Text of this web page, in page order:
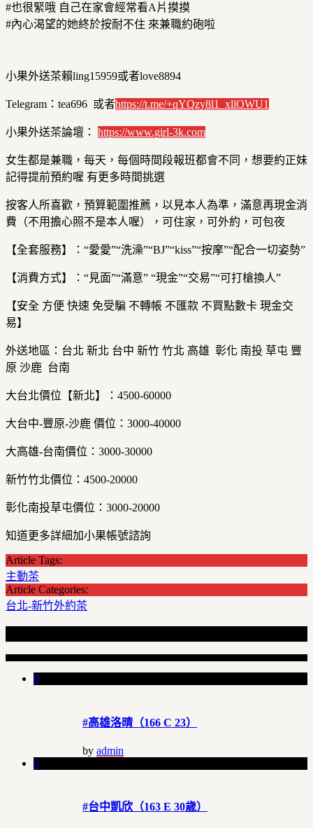
#也很緊哦 自己在家會經常看A片摸摸
#內心渴望的她終於按耐不住 來兼職約砲啦
小果外送茶賴ling15959或者love8894
Telegram：tea696 或者https://t.me/+qYQzy8l1_xllOWU1
小果外送茶論壇： https://www.girl-3k.com
女生都是兼職，每天，每個時間段報班都會不同，想要約正妹
記得提前預約喔 有更多時間挑選
按客人所喜歡，預算範圍推薦，以見本人為準，滿意再現金消
費（不用擔心照不是本人喔），可住家，可外約，可包夜
【全套服務】：“愛愛”“洗澡”“BJ”“kiss”“按摩”“配合一切姿勢”
【消費方式】：“見面”“滿意” “現金”“交易”“可打槍換人”
【安全 方便 快速 免受騙 不轉帳 不匯款 不買點數卡 現金交
易】
外送地區：台北 新北 台中 新竹 竹北 高雄 彰化 南投 草屯 豐
原 沙鹿 台南
大台北價位【新北】：4500-60000
大台中-豐原-沙鹿 價位：3000-40000
大高雄-台南價位：3000-30000
新竹竹北價位：4500-20000
彰化南投草屯價位：3000-20000
知道更多詳細加小果帳號諮詢
Article Tags:
主動茶
Article Categories:
台北-新竹外約茶
0
#高雄洛晴（166 C 23）
by admin
0
#台中凱欣（163 E 30歲）